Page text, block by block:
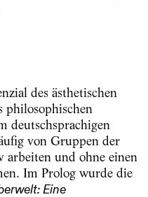
des ästhetischen
philosophischen
deutschsprachigen
von Gruppen der
arbeiten und ohne einen
Im Prolog wurde die
Eine